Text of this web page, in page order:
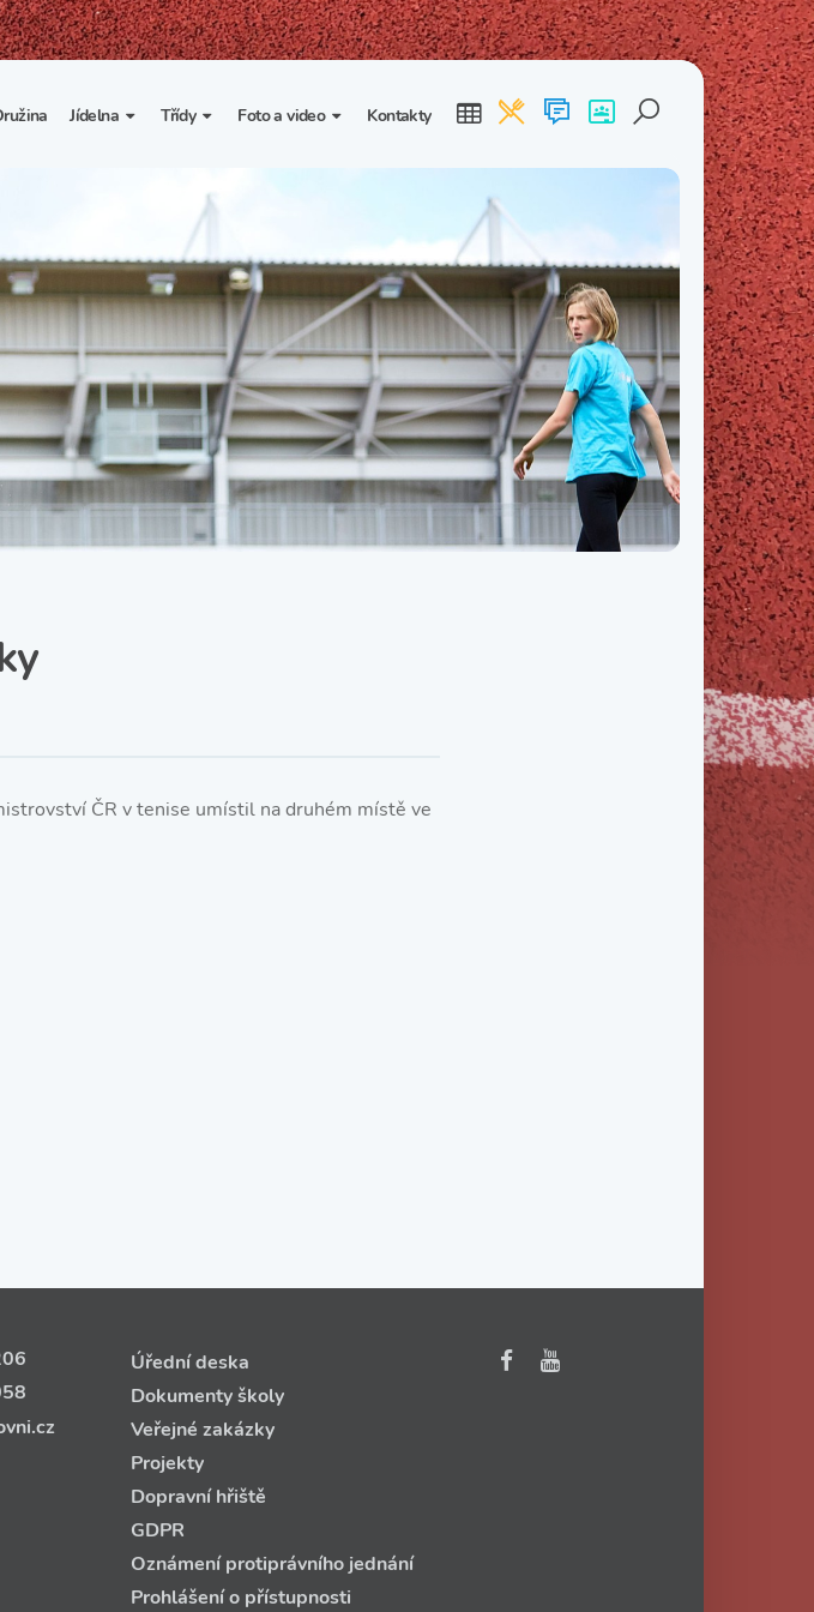
se sportovními
klub
a sport
Jídelna
Vnitřní řád školní jídelny
Třídy
Třída I. B Třída I. C
Třída II. A Třída II. C
Třída III. A Třída III. B Třída III. C
Třída IV. A Třída IV. B Třída IV. C
Třída V. A Třída V. B Třída V. C
Třída VI. A Třída VI. B Třída VI. C
Třída VII. A Třída VII. B Třída VII. C
Třída VIII. A Třída VIII. C
Foto a video Kontakty
ČR v tenise umístil na druhém místě ve
Úřední deska
Dokumenty školy
Veřejné zakázky
Projekty
Dopravní hřiště
GDPR
Oznámení protiprávního jednání
Prohlášení o přístupnosti